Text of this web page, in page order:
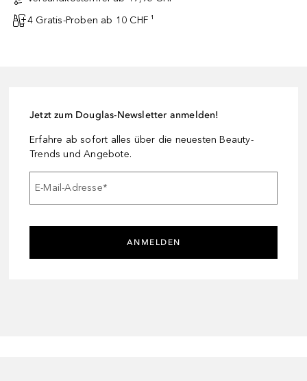
4 Gratis-Proben ab 10 CHF ¹
Jetzt zum Douglas-Newsletter anmelden!
Erfahre ab sofort alles über die neuesten Beauty-
Trends und Angebote.
E-Mail-Adresse*
ANMELDEN